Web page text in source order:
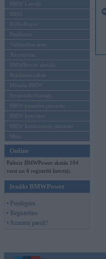
BMW Latvijā
MINI
Rolls-Royce
Pasākumi
Vadāmības tests
Autosports
BMWPower aktuāli
Reklāmas raksti
Mēneša BMW
Sērijveida tūnings
BMW pasaules jaunumi
BMW koncepti
BMW konkurentu jaunumi
Moto
Online
Pašreiz BMWPower skatās 104
viesi un 6 reģistrēti lietotāji.
Ienākt BMWPower
• Pieslēgties
• Reģistrēties
• Aizmirsi paroli?